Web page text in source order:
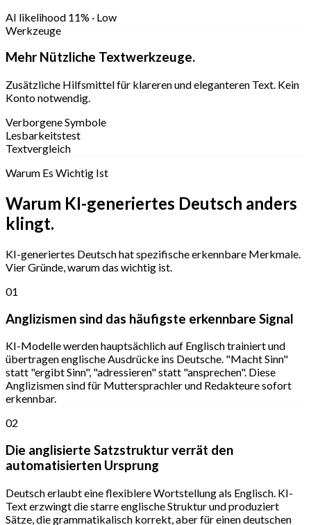
AI likelihood 11% · Low
Werkzeuge
Mehr Nützliche Textwerkzeuge.
Zusätzliche Hilfsmittel für klareren und eleganteren Text. Kein
Konto notwendig.
Verborgene Symbole
Lesbarkeitstest
Textvergleich
Warum Es Wichtig Ist
Warum KI-generiertes Deutsch anders
klingt.
KI-generiertes Deutsch hat spezifische erkennbare Merkmale.
Vier Gründe, warum das wichtig ist.
01
Anglizismen sind das häufigste erkennbare Signal
KI-Modelle werden hauptsächlich auf Englisch trainiert und
übertragen englische Ausdrücke ins Deutsche. "Macht Sinn"
statt "ergibt Sinn", "adressieren" statt "ansprechen". Diese
Anglizismen sind für Muttersprachler und Redakteure sofort
erkennbar.
02
Die anglisierte Satzstruktur verrät den
automatisierten Ursprung
Deutsch erlaubt eine flexiblere Wortstellung als Englisch. KI-
Text erzwingt die starre englische Struktur und produziert
Sätze, die grammatikalisch korrekt, aber für einen deutschen